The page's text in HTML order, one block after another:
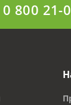
0 800 21-